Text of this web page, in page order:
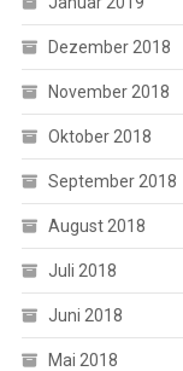
Dezember 2018
November 2018
Oktober 2018
September 2018
August 2018
Juli 2018
Juni 2018
Mai 2018